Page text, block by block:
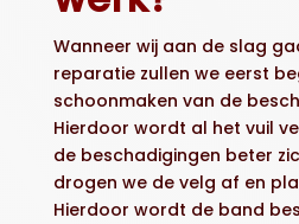
Wanneer wij aan de slag
reparatie zullen we eerst
schoonmaken van de
Hierdoor wordt al het vuil
de beschadigingen beter
drogen we de velg af en
Hierdoor wordt de band